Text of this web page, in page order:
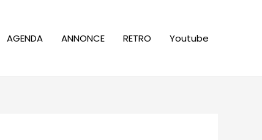
AGENDA ANNONCE RETRO Youtube